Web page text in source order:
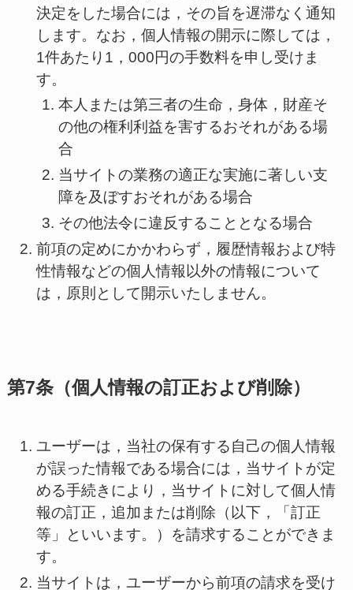
決定をした場合には，その旨を遅滞なく通知
します。なお，個人情報の開示に際しては，
1件あたり1，000円の手数料を申し受けま
す。
本人または第三者の生命，身体，財産そ
の他の権利利益を害するおそれがある場
合
当サイトの業務の適正な実施に著しい支
障を及ぼすおそれがある場合
その他法令に違反することとなる場合
前項の定めにかかわらず，履歴情報および特
性情報などの個人情報以外の情報について
は，原則として開示いたしません。
第7条（個人情報の訂正および削除）
ユーザーは，当社の保有する自己の個人情報
が誤った情報である場合には，当サイトが定
める手続きにより，当サイトに対して個人情
報の訂正，追加または削除（以下，「訂正
等」といいます。）を請求することができま
す。
当サイトは，ユーザーから前項の請求を受け